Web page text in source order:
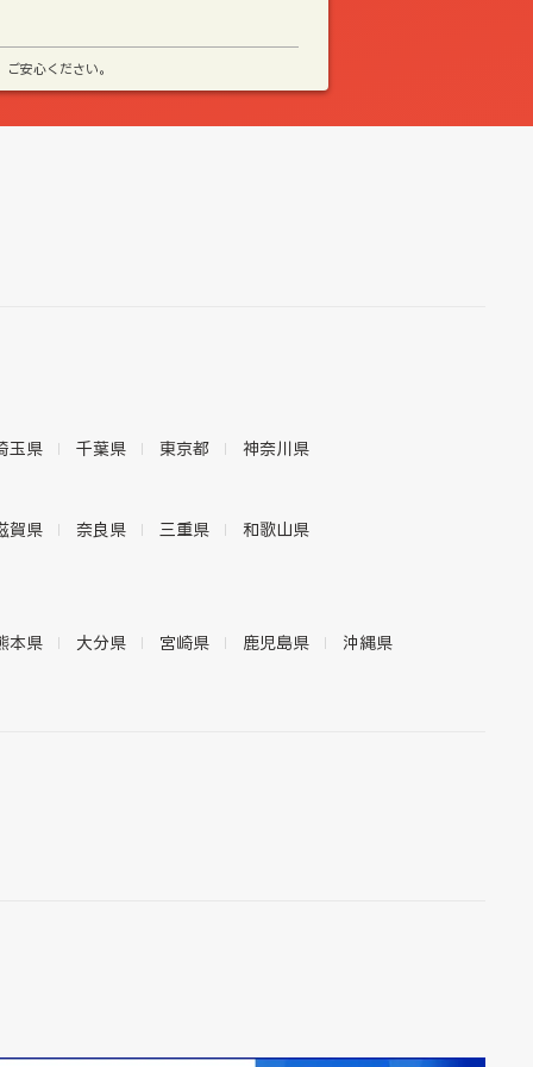
安心ください。
玉県 千葉県 東京都 神奈川県
賀県 奈良県 三重県 和歌山県
本県 大分県 宮崎県 鹿児島県 沖縄県